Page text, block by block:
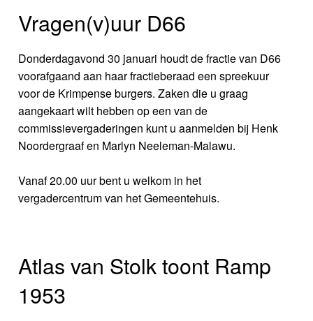
Vragen(v)uur D66
Donderdagavond 30 januari houdt de fractie van D66
voorafgaand aan haar fractieberaad een spreekuur
voor de Krimpense burgers. Zaken die u graag
aangekaart wilt hebben op een van de
commissievergaderingen kunt u aanmelden bij Henk
Noordergraaf en Marlyn Neeleman-Malawu.
Vanaf 20.00 uur bent u welkom in het
vergadercentrum van het Gemeentehuis.
Atlas van Stolk toont Ramp
1953